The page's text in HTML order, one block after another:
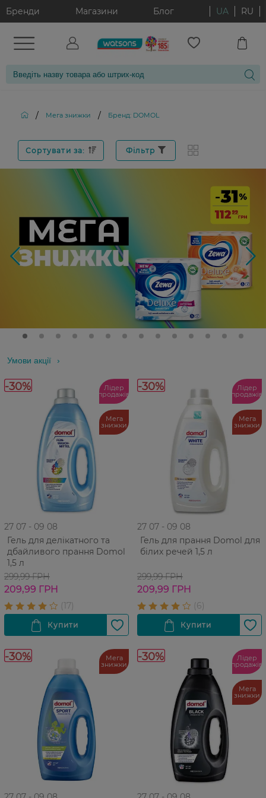
Бренди Магазини Блог UA RU
/ Мега знижки / Бренд: DOMOL
Сортувати за: Фільтр
Умови акції
-30% Лідер
продажів
Мега
знижки
27 07 - 09 08
Гель для делікатного та
дбайливого прання Domol
1,5 л
299,99 ГРН
209,99 ГРН
-30% Лідер
продажів
Мега
знижки
27 07 - 09 08
Гель для прання Domol для
білих речей 1,5 л
299,99 ГРН
209,99 ГРН
-30% Мега
знижки
-30% Лідер
продажів
Мега
знижки